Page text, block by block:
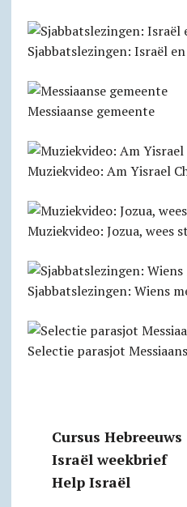
Sjabbatslezingen: Israël
Messiaanse gemeente
Muziekvideo: Am Yisrael
Muziekvideo: Jozua, wees
Sjabbatslezingen: Wiens
Selectie parasjot
Cursus Hebreeuws
Israël weekbrief
Help Israël